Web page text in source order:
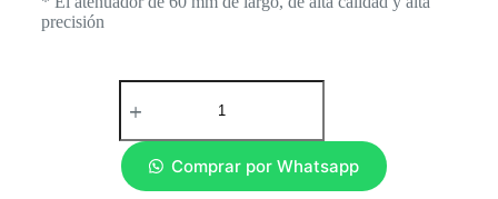
precisión
Comprar por Whatsapp